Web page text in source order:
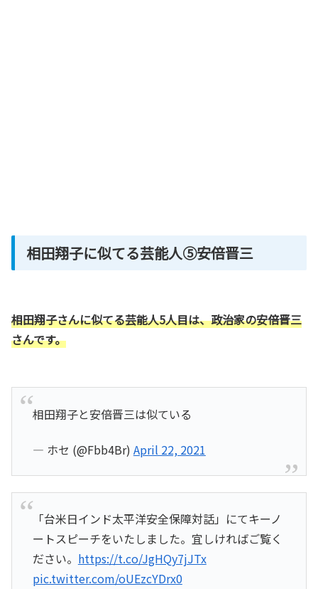
相田翔子に似てる芸能人⑤安倍晋三
相田翔子さんに似てる芸能人5人目は、政治家の安倍晋三
さんです。
相田翔子と安倍晋三は似ている
— ホセ (@Fbb4Br) April 22, 2021
「台米日インド太平洋安全保障対話」にてキーノ
ートスピーチをいたしました。宜しければご覧く
ださい。 https://t.co/JgHQy7jJTx
pic.twitter.com/oUEzcYDrx0